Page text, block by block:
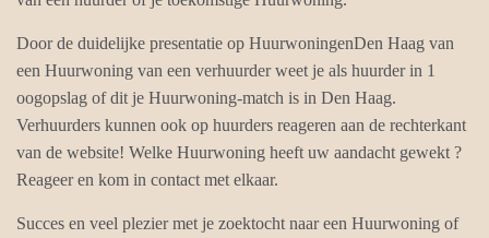
Door de duidelijke presentatie op HuurwoningenDen Haag van
een Huurwoning van een verhuurder weet je als huurder in 1
oogopslag of dit je Huurwoning-match is in Den Haag.
Verhuurders kunnen ook op huurders reageren aan de rechterkant
van de website! Welke Huurwoning heeft uw aandacht gewekt ?
Reageer en kom in contact met elkaar.
Succes en veel plezier met je zoektocht naar een Huurwoning of